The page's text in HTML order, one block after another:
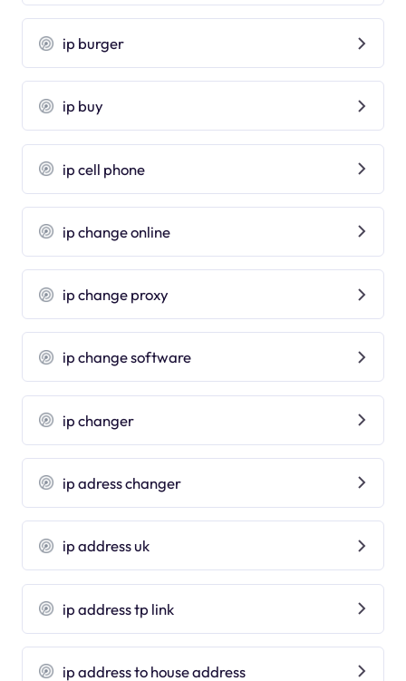
ip burger
ip buy
ip cell phone
ip change online
ip change proxy
ip change software
ip changer
ip adress changer
ip address uk
ip address tp link
ip address to house address